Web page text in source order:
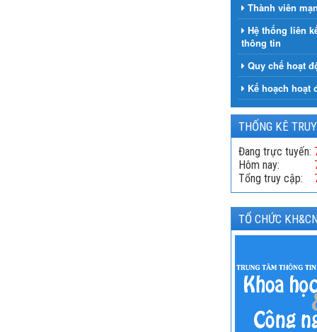
Thành viên
Hệ thống liên
thông tin
Quy chế hoạt
Kế hoạch hoạt
THỐNG KÊ
Đang trực tuyến:
Hôm nay:
Tổng truy cập:
TỔ CHỨC